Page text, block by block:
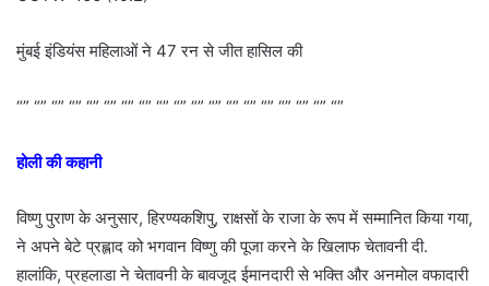
मुंबई इंडियंस महिलाओं ने 47 रन से जीत हासिल की
“” “” “” “” “” “” “” “” “” “” “” “” “” “” “” “” “” “” “”
होली की कहानी
विष्णु पुराण के अनुसार, हिरण्यकशिपु, राक्षसों के राजा के रूप में सम्मानित किया गया,
ने अपने बेटे प्रह्लाद को भगवान विष्णु की पूजा करने के खिलाफ चेतावनी दी.
हालांकि, प्रहलाडा ने चेतावनी के बावजूद ईमानदारी से भक्ति और अनमोल वफादारी